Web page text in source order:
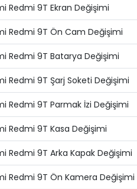
Redmi 9T Ekran Değişimi
Redmi 9T Ön Cam Değişimi
Redmi 9T Batarya Değişimi
Redmi 9T Şarj Soketi Değişimi
Redmi 9T Parmak İzi Değişimi
Redmi 9T Kasa Değişimi
Redmi 9T Arka Kapak Değişimi
Redmi 9T Ön Kamera Değişimi